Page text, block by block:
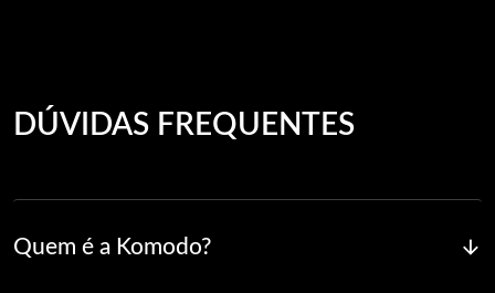
DÚVIDAS FREQUENTES
Quem é a Komodo?